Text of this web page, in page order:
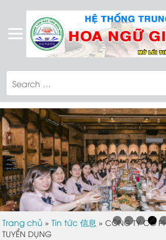
Trang chủ »Tin tức 信息 »CÔNG TY CỔ
TUYỂN DỤNG